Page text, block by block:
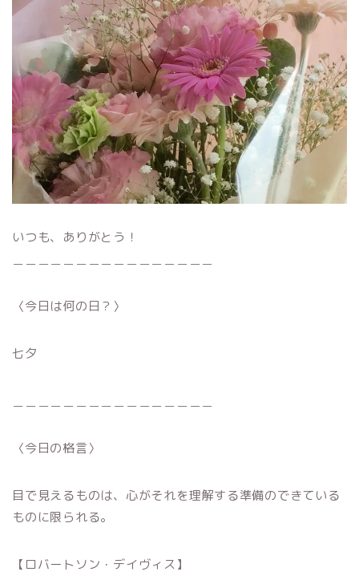
いつも、ありがとう！
〈今日は何の日？〉
七夕
〈今日の格言〉
目で見えるものは、心がそれを理解する準備のできている
ものに限られる。
【ロバートソン・デイヴィス】